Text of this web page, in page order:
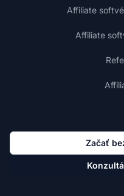
Affiliate
Affiliate
Začať